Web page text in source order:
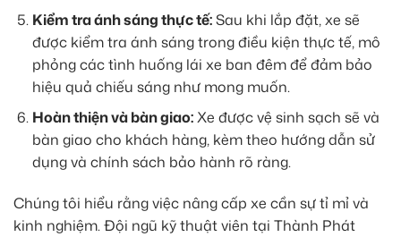
Kiểm tra ánh sáng thực tế:Sau khi lắp đặt, xe sẽ
được kiểm tra ánh sáng trong điều kiện thực tế, mô
phỏng các tình huống lái xe ban đêm để đảm bảo
hiệu quả chiếu sáng như mong muốn.
Hoàn thiện và bàn giao:Xe được vệ sinh sạch sẽ và
bàn giao cho khách hàng, kèm theo hướng dẫn sử
dụng và chính sách bảo hành rõ ràng.
Chúng tôi hiểu rằng việc nâng cấp xe cần sự tỉ mỉ và
kinh nghiệm. Đội ngũ kỹ thuật viên tại Thành Phát